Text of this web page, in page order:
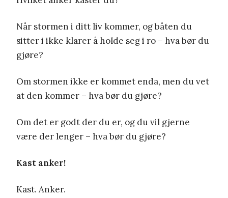
Når stormen i ditt liv kommer, og båten du
sitter i ikke klarer å holde seg i ro – hva bør du
gjøre?
Om stormen ikke er kommet enda, men du vet
at den kommer – hva bør du gjøre?
Om det er godt der du er, og du vil gjerne
være der lenger – hva bør du gjøre?
Kast anker!
Kast. Anker.